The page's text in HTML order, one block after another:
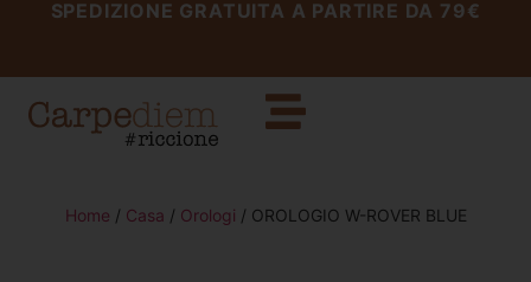
SPEDIZIONE GRATUITA A PARTIRE DA 79€
Home / Casa / Orologi / OROLOGIO W-ROVER BLUE